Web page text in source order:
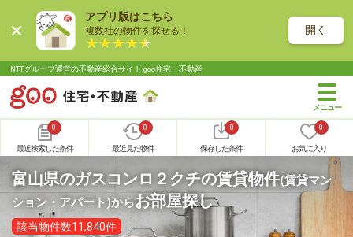
アプリ版はこちら
複数社の物件を探せる！ 開く
NTTグループ運営の不動産総合サイト goo住宅・不動産
0
最近検索した条件
0
最近見た物件
0
保存した条件
0
お気に入り
富山県のガスコンロ２クチの賃貸物件(賃貸マン
ション・アパート)からお部屋探し
該当物件数11,840件